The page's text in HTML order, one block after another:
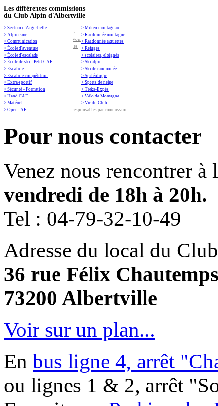
Les différentes commissions
du Club Alpin d'Albertville
> Section d'Aiguebelle
> Alpinisme
> Communication
> École d'aventure
> École d'escalade
> École de ski - Petit CAF
> Escalade
> Escalade compétition
> Extra-sportif
> Sécurité - Formation
> HandiCAF
> Matériel
> OpenCAF
> Milieu montagnard
> Randonnée montagne
> Randonnée raquettes
> Refuges
> scolaires, eloignés
> Ski alpin
> Ski de randonnée
> Spéléologie
> Sports de neige
> Treks-Expés
> Vélo de Montagne
> Vie du Club
>
Voir
les
responsables par commission
Pour nous contacter
Venez nous rencontrer à
vendredi de 18h à 20h.
Tel : 04-79-32-10-49
Adresse du local du
36 rue Félix Chautemps
73200 Albertville
Voir sur un plan...
En bus ligne 4, arrêt
ou lignes 1 & 2, arrêt